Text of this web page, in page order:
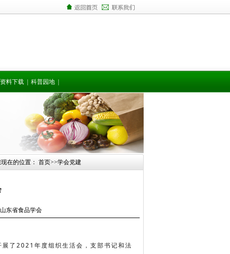
资料下载| 科普园地|
在的位置： 首页>>学会党建
东省食品学会
了2021年度组织生活会，支部书记和法